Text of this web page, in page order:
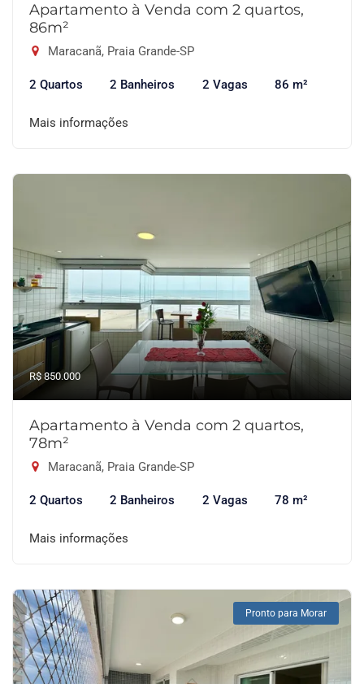
Apartamento à Venda com 2 quartos,
86m²
Maracanã, Praia Grande-SP
2 Quartos 2 Banheiros 2 Vagas 86 m²
Mais informações
R$ 850.000
Apartamento à Venda com 2 quartos,
78m²
Maracanã, Praia Grande-SP
2 Quartos 2 Banheiros 2 Vagas 78 m²
Mais informações
Pronto para Morar